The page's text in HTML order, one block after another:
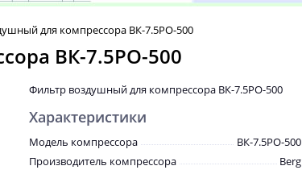
для компрессора ВК-7.5РО-500
ВК-7.5РО-500
Фильтр воздушный для компрессора ВК-7.5РО-500
Характеристики
Модель компрессора
ВК-7.5РО-500
Производитель компрессора
Berg